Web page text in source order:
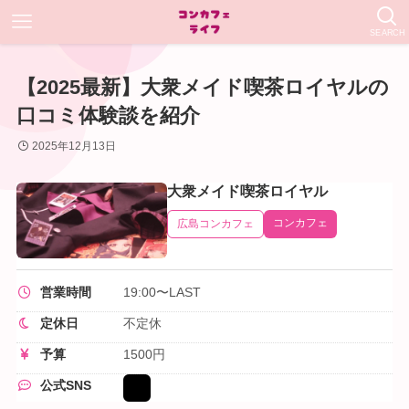
SEARCH
【2025最新】大衆メイド喫茶ロイヤルの
口コミ体験談を紹介
2025年12月13日
大衆メイド喫茶ロイヤル
広島コンカフェ コンカフェ
営業時間 19:00〜LAST
定休日 不定休
予算 1500円
公式SNS